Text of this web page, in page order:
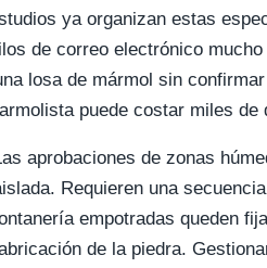
ya organizan estas
de correo electrónico
losa de mármol sin
puede costar miles de
aprobaciones de zonas
Requieren una
empotradas queden
de la piedra.